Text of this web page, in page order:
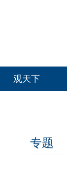
观天下
专题